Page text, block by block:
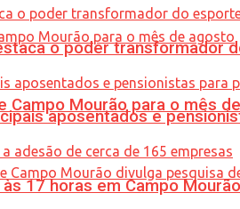
Campo Mourão para o mês
o poder transformador
aposentados e
17 horas em Campo Mourão